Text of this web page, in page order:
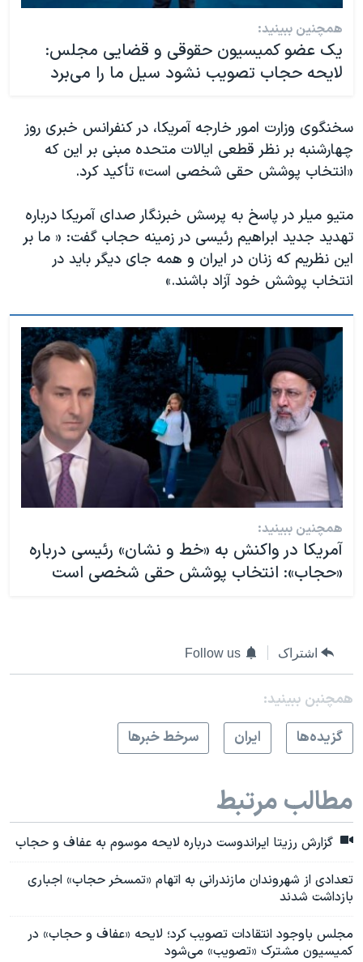
همچنین ببینید:
یک عضو کمیسیون حقوقی و قضایی مجلس:
لایحه حجاب تصویب نشود سیل ما را می‌برد
سخنگوی وزارت امور خارجه آمریکا، در کنفرانس خبری روز
چهارشنبه بر نظر قطعی ایالات متحده مبنی بر این که
«انتخاب پوشش حقی شخصی است» تأکید کرد.
متیو میلر در پاسخ به پرسش خبرنگار صدای آمریکا درباره
تهدید جدید ابراهیم رئیسی در زمینه حجاب گفت: « ما بر
این نظریم که زنان در ایران و همه جای دیگر باید در
انتخاب پوشش خود آزاد باشند.»
همچنین ببینید:
آمریکا در واکنش به «خط و نشان» رئیسی درباره
«حجاب»: انتخاب پوشش حقی شخصی است
اشتراک Follow us
همچنبن ببینید:
گزيده‌ها
ايران سرخط خبرها
مطالب مرتبط
گزارش رزیتا ایراندوست درباره لایحه موسوم به عفاف و حجاب
تعدادی از شهروندان مازندرانی به اتهام «تمسخر حجاب» اجباری
بازداشت شدند
مجلس باوجود انتقادات تصویب کرد؛ لایحه «عفاف و حجاب» در
کمیسیون مشترک «تصویب» می‌شود